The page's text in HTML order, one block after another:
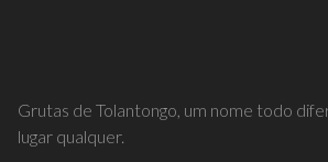
Grutas de Tolantongo, um nome todo
lugar qualquer.